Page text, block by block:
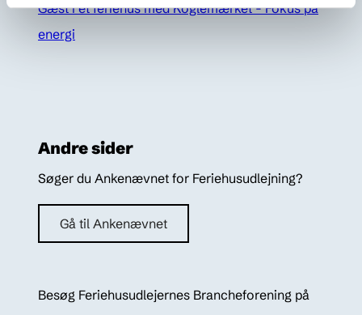
Gæst i et feriehus med Koglemærket - Fokus på
energi
Andre sider
Søger du Ankenævnet for Feriehusudlejning?
Gå til Ankenævnet
Besøg Feriehusudlejernes Brancheforening på